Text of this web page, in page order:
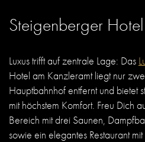
Steigenberger
Luxus trifft auf zentrale Lage: Das
Hotel am Kanzleramt liegt nur
Hauptbahnhof entfernt und bietet
mit höchstem Komfort. Freu Dich
Bereich mit drei Saunen,
sowie ein elegantes Restaurant